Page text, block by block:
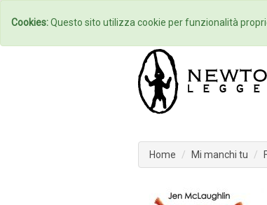
Home
Home Mi manchi tu
Cookies:Questo sito utilizza cookie per funzionalità